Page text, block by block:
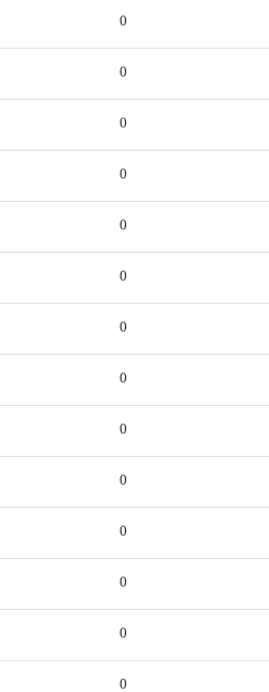
0
0
0
0
0
0
0
0
0
0
0
0
0
0